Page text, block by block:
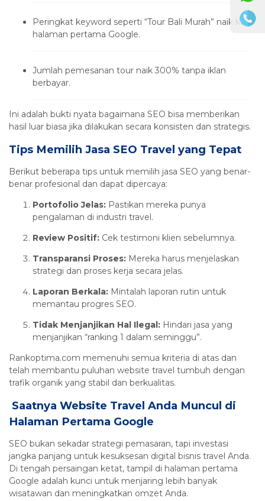
Peringkat keyword seperti “Tour Bali Murah” naik ke
halaman pertama Google.
Jumlah pemesanan tour naik 300% tanpa iklan
berbayar.
Ini adalah bukti nyata bagaimana SEO bisa memberikan
hasil luar biasa jika dilakukan secara konsisten dan strategis.
Tips Memilih Jasa SEO Travel yang Tepat
Berikut beberapa tips untuk memilih jasa SEO yang benar-
benar profesional dan dapat dipercaya:
Portofolio Jelas: Pastikan mereka punya
pengalaman di industri travel.
Review Positif: Cek testimoni klien sebelumnya.
Transparansi Proses: Mereka harus menjelaskan
strategi dan proses kerja secara jelas.
Laporan Berkala: Mintalah laporan rutin untuk
memantau progres SEO.
Tidak Menjanjikan Hal Ilegal: Hindari jasa yang
menjanjikan “ranking 1 dalam seminggu”.
Rankoptima.com memenuhi semua kriteria di atas dan
telah membantu puluhan website travel tumbuh dengan
trafik organik yang stabil dan berkualitas.
Saatnya Website Travel Anda Muncul di
Halaman Pertama Google
SEO bukan sekadar strategi pemasaran, tapi investasi
jangka panjang untuk kesuksesan digital bisnis travel Anda.
Di tengah persaingan ketat, tampil di halaman pertama
Google adalah kunci untuk menjaring lebih banyak
wisatawan dan meningkatkan omzet Anda.